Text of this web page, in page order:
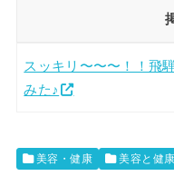
スッキリ〜〜〜！！飛
みた♪
美容・健康 美容と健康